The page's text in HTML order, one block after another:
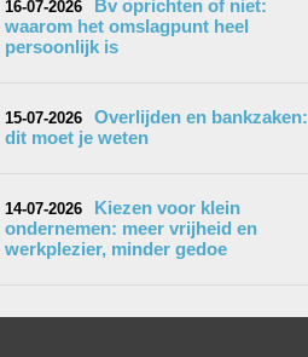
16-07-2026
Bv oprichten of niet:
waarom het omslagpunt heel
persoonlijk is
15-07-2026
Overlijden en bankzaken:
dit moet je weten
14-07-2026
Kiezen voor klein
ondernemen: meer vrijheid en
werkplezier, minder gedoe